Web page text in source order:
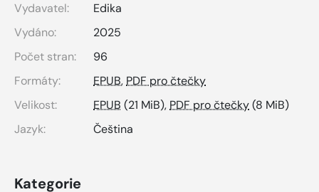
Vydavatel:
Edika
Vydáno:
2025
Počet stran:
96
Formáty:
EPUB,PDF pro čtečky
Velikost:
EPUB (21 MiB),PDF pro čtečky(8 MiB)
Jazyk:
Čeština
Kategorie